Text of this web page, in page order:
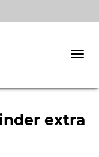
extra